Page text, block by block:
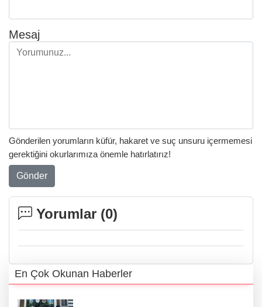
Mesaj
Gönderilen yorumların küfür, hakaret ve suç unsuru içermemesi
gerektiğini okurlarımıza önemle hatırlatırız!
Gönder
Yorumlar (0)
En Çok Okunan Haberler